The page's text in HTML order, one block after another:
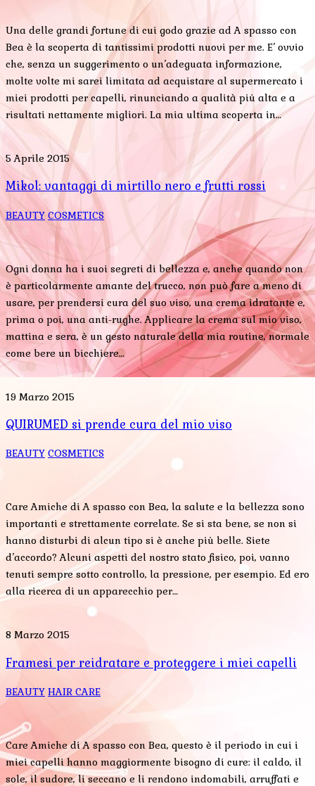
Una delle grandi fortune di cui godo grazie ad A spasso con
Bea è la scoperta di tantissimi prodotti nuovi per me. E’ ovvio
che, senza un suggerimento o un’adeguata informazione,
molte volte mi sarei limitata ad acquistare al supermercato i
miei prodotti per capelli, rinunciando a qualità più alta e a
risultati nettamente migliori. La mia ultima scoperta in…
5 Aprile 2015
Mikol: vantaggi di mirtillo nero e frutti rossi
BEAUTY COSMETICS
Ogni donna ha i suoi segreti di bellezza e, anche quando non
è particolarmente amante del trucco, non può fare a meno di
usare, per prendersi cura del suo viso, una crema idratante e,
prima o poi, una anti-rughe. Applicare la crema sul mio viso,
mattina e sera, è un gesto naturale della mia routine, normale
come bere un bicchiere…
19 Marzo 2015
QUIRUMED si prende cura del mio viso
BEAUTY COSMETICS
Care Amiche di A spasso con Bea, la salute e la bellezza sono
importanti e strettamente correlate. Se si sta bene, se non si
hanno disturbi di alcun tipo si è anche più belle. Siete
d’accordo? Alcuni aspetti del nostro stato fisico, poi, vanno
tenuti sempre sotto controllo, la pressione, per esempio. Ed ero
alla ricerca di un apparecchio per…
8 Marzo 2015
Framesi per reidratare e proteggere i miei capelli
BEAUTY HAIR CARE
Care Amiche di A spasso con Bea, questo è il periodo in cui i
miei capelli hanno maggiormente bisogno di cure: il caldo, il
sole, il sudore, li seccano e li rendono indomabili, arruffati e